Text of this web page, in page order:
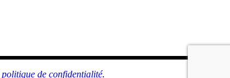
politique de confidentialité.